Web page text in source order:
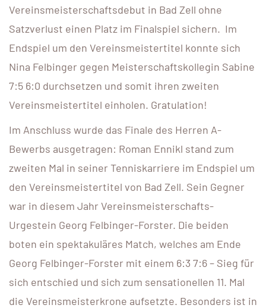
Vereinsmeisterschaftsdebut in Bad Zell ohne
Satzverlust einen Platz im Finalspiel sichern. Im
Endspiel um den Vereinsmeistertitel konnte sich
Nina Felbinger gegen Meisterschaftskollegin Sabine
7:5 6:0 durchsetzen und somit ihren zweiten
Vereinsmeistertitel einholen. Gratulation!
Im Anschluss wurde das Finale des Herren A-
Bewerbs ausgetragen: Roman Ennikl stand zum
zweiten Mal in seiner Tenniskarriere im Endspiel um
den Vereinsmeistertitel von Bad Zell. Sein Gegner
war in diesem Jahr Vereinsmeisterschafts-
Urgestein Georg Felbinger-Forster. Die beiden
boten ein spektakuläres Match, welches am Ende
Georg Felbinger-Forster mit einem 6:3 7:6 – Sieg für
sich entschied und sich zum sensationellen 11. Mal
die Vereinsmeisterkrone aufsetzte. Besonders ist in